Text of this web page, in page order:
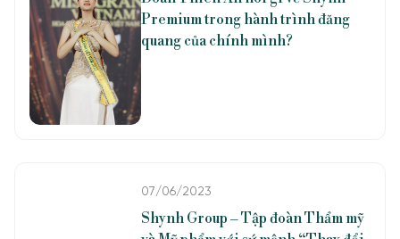
05/05/2023
Đoàn Thiên Ân nói gì về Shynh